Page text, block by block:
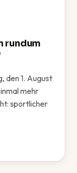
rundum
den 1. August
mehr
sportlicher
gelungenes